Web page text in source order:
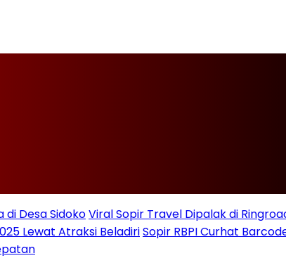
Desa SidokoViral Sopir Travel Dipalak di
Lewat Atraksi BeladiriSopir RBPI Curhat